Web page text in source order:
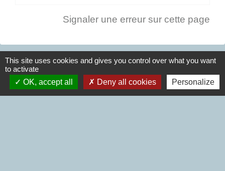
Signaler une erreur sur cette page
Nous contacter
Commune d'Aubigné
This site uses cookies and gives you control over what you want
to activate
OK, accept all
Deny all cookies Personalize